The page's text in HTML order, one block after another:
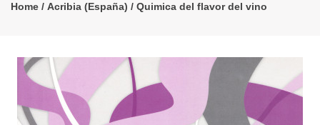
Home / Acribia (España) / Quimica del flavor del vino